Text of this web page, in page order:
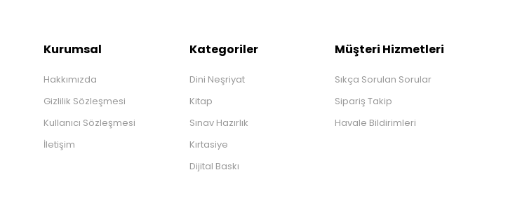
Kurumsal
Hakkımızda
Gizlilik Sözleşmesi
Kullanıcı Sözleşmesi
İletişim
Kategoriler
Dini Neşriyat
Kitap
Sınav Hazırlık
Kırtasiye
Dijital Baskı
Müşteri Hizmetleri
Sıkça Sorulan Sorular
Sipariş Takip
Havale Bildirimleri